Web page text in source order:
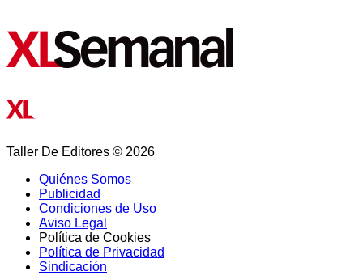
Taller De Editores © 2026
Quiénes Somos
Publicidad
Condiciones de Uso
Aviso Legal
Política de Cookies
Política de Privacidad
Sindicación